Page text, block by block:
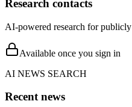
Research contacts
AI-powered research for
Available once you sign in
AI NEWS SEARCH
Recent news